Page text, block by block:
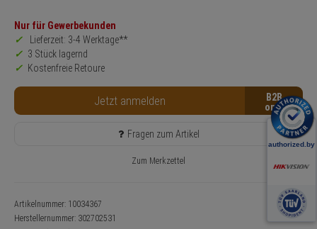
Nur für Gewerbekunden
Lieferzeit: 3-4 Werktage**
3 Stück lagernd
Kostenfreie Retoure
Jetzt anmelden B2B
Fragen zum Artikel
Zum Merkzettel
Artikelnummer: 10034367
Herstellernummer: 302702531